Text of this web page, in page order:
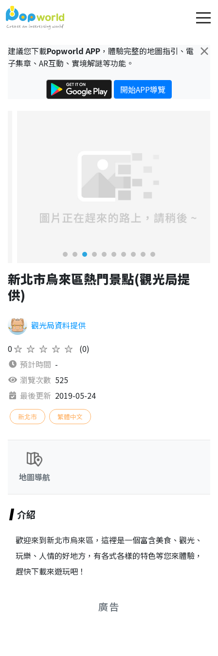
×
建議您下載Popworld APP ，體驗完整的地圖指引、電
子集章、AR互動、實境解謎等功能。
開始APP導覽
新北市烏來區熱門景點(觀光局提
供)
觀光局資料提供
0★★★★★
(0)
預計時間 -
瀏覽次數 525
最後更新 2019-05-24
新北市 繁體中文
地圖導航
介紹
歡迎來到新北市烏來區，這裡是一個富含美食、觀光、
玩樂、人情的好地方，有各式各樣的特色等您來體驗，
趕快下載來遊玩吧！
廣告